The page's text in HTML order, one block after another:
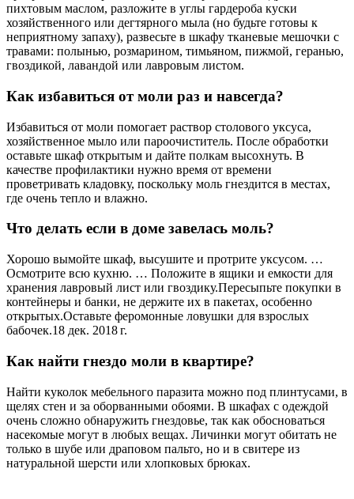
пихтовым маслом, разложите в углы гардероба куски
хозяйственного или дегтярного мыла (но будьте готовы к
неприятному запаху), развесьте в шкафу тканевые мешочки с
травами: полынью, розмарином, тимьяном, пижмой, геранью,
гвоздикой, лавандой или лавровым листом.
Как избавиться от моли раз и навсегда?
Избавиться от моли помогает раствор столового уксуса,
хозяйственное мыло или пароочиститель. После обработки
оставьте шкаф открытым и дайте полкам высохнуть. В
качестве профилактики нужно время от времени
проветривать кладовку, поскольку моль гнездится в местах,
где очень тепло и влажно.
Что делать если в доме завелась моль?
Хорошо вымойте шкаф, высушите и протрите уксусом. …
Осмотрите всю кухню. … Положите в ящики и емкости для
хранения лавровый лист или гвоздику.Пересыпьте покупки в
контейнеры и банки, не держите их в пакетах, особенно
открытых.Оставьте феромонные ловушки для взрослых
бабочек.18 дек. 2018 г.
Как найти гнездо моли в квартире?
Найти куколок мебельного паразита можно под плинтусами, в
щелях стен и за оборванными обоями. В шкафах с одеждой
очень сложно обнаружить гнездовье, так как обосноваться
насекомые могут в любых вещах. Личинки могут обитать не
только в шубе или драповом пальто, но и в свитере из
натуральной шерсти или хлопковых брюках.